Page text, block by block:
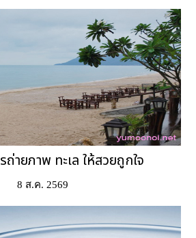
ถ่ายภาพ ทะเล ให้สวยถูกใจ
8 ส.ค. 2569